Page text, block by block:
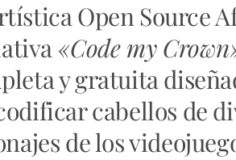
Open Source
«Code my
y gratuita
cabellos de
de los